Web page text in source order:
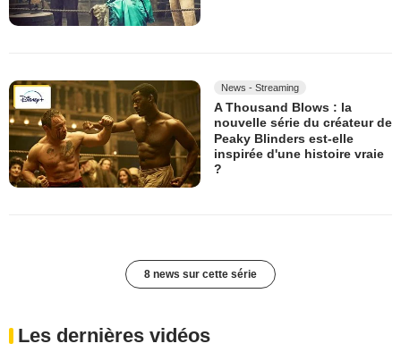
News - Streaming
A Thousand Blows : la
nouvelle série du créateur de
Peaky Blinders est-elle
inspirée d'une histoire vraie
?
8 news sur cette série
Les dernières vidéos